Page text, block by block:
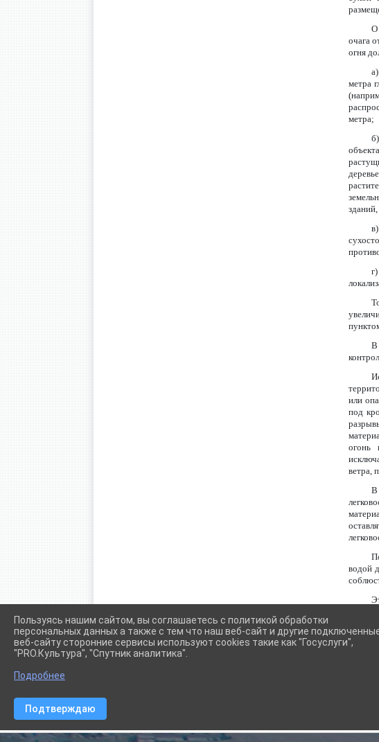
О
очага
огня
метра
метра;
В
или
под
огонь
ветра,
В
водой
их
Пользуясь нашим сайтом, вы соглашаетесь с политикой обработки
персональных данных а также с тем что наш веб-сайт и другие
веб-сайту сторонние сервисы используют cookies такие как "Госуслуги",
"PRO.Культура", "Спутник аналитика".
Подробнее
Подтверждаю